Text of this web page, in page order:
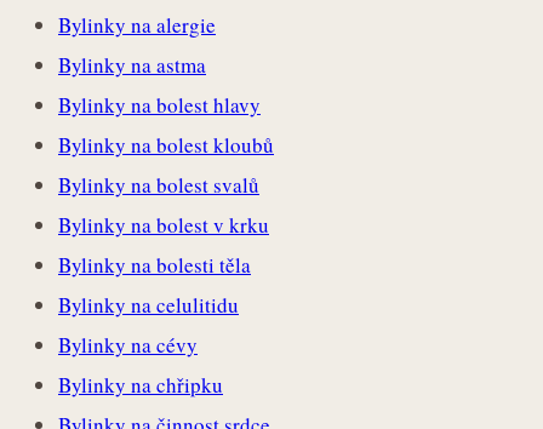
Bylinky na alergie
Bylinky na astma
Bylinky na bolest hlavy
Bylinky na bolest kloubů
Bylinky na bolest svalů
Bylinky na bolest v krku
Bylinky na bolesti těla
Bylinky na celulitidu
Bylinky na cévy
Bylinky na chřipku